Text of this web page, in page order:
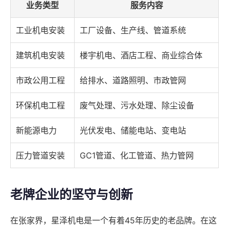
业务类型 服务内容
工业机电安装 工厂设备、生产线、管道系统
建筑机电安装 楼宇机电、酒店工程、商业综合体
市政公用工程 给排水、道路照明、市政管网
环保机电工程 废气处理、污水处理、除尘设备
新能源电力 光伏发电、储能电站、变电站
压力管道安装 GC1管道、化工管道、热力管网
老牌企业的坚守与创新
在张家界，星泽机电是一个有着45年历史的老品牌。在这